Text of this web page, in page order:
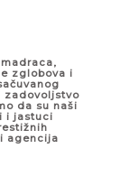
zglobova i
zadovoljstvo
da su naši
i jastuci
agencija